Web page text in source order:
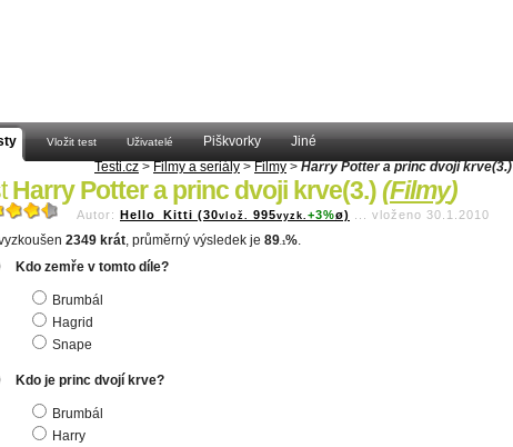
Vložit test Uživatelé Piškvorky
Jiné
Testi.cz > Filmy a seriály > Filmy > Harry Potter a princ dvoji krve(3.)
Harry Potter a princ dvoji krve(3.)(Filmy)
Autor: Hello_Kitti (30vlož. 995vyzk. +3%ø) vloženo 30.1.2010
2349 krát, průměrný výsledek je 89 .1%.
Kdo zemře v tomto díle?
Brumbál
Hagrid
Snape
Kdo je princ dvojí krve?
Brumbál
Harry